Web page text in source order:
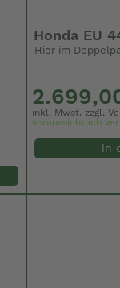
Honda EU
Hier im
inkl. Mwst. zzgl.
voraussichtlich
in